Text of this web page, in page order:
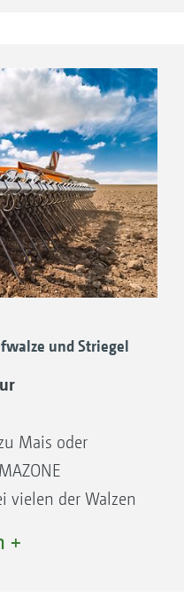
mit geschraubten
Lagerschäden auf
robusten
für eine große
und Striegel
Mais oder
vielen der Walzen
sehr
+